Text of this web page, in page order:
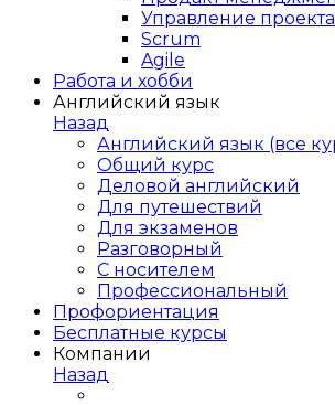
Управление
Scrum
Agile
Работа и хобби
Английский язык
Назад
Английский язык (все
Общий курс
Деловой английский
Для путешествий
Для экзаменов
Разговорный
С носителем
Профессиональный
Профориентация
Бесплатные курсы
Компании
Назад